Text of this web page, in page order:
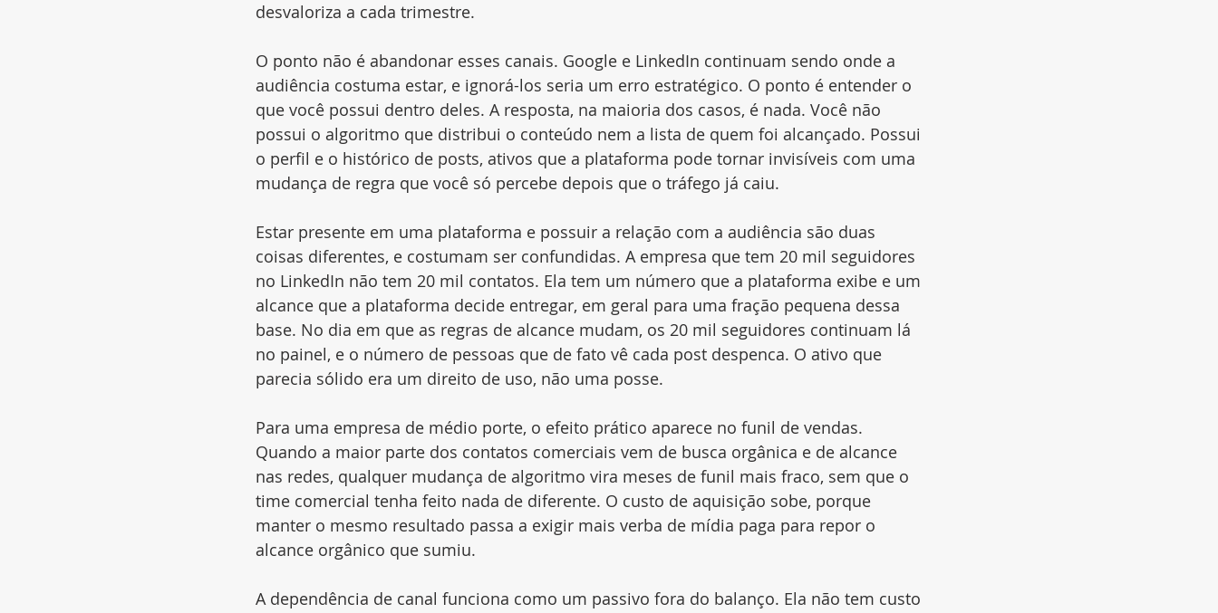
desvaloriza a cada trimestre.
O ponto não é abandonar esses canais. Google e LinkedIn continuam sendo onde a
audiência costuma estar, e ignorá-los seria um erro estratégico. O ponto é entender o
que você possui dentro deles. A resposta, na maioria dos casos, é nada. Você não
possui o algoritmo que distribui o conteúdo nem a lista de quem foi alcançado. Possui
o perfil e o histórico de posts, ativos que a plataforma pode tornar invisíveis com uma
mudança de regra que você só percebe depois que o tráfego já caiu.
Estar presente em uma plataforma e possuir a relação com a audiência são duas
coisas diferentes, e costumam ser confundidas. A empresa que tem 20 mil seguidores
no LinkedIn não tem 20 mil contatos. Ela tem um número que a plataforma exibe e um
alcance que a plataforma decide entregar, em geral para uma fração pequena dessa
base. No dia em que as regras de alcance mudam, os 20 mil seguidores continuam lá
no painel, e o número de pessoas que de fato vê cada post despenca. O ativo que
parecia sólido era um direito de uso, não uma posse.
Para uma empresa de médio porte, o efeito prático aparece no funil de vendas.
Quando a maior parte dos contatos comerciais vem de busca orgânica e de alcance
nas redes, qualquer mudança de algoritmo vira meses de funil mais fraco, sem que o
time comercial tenha feito nada de diferente. O custo de aquisição sobe, porque
manter o mesmo resultado passa a exigir mais verba de mídia paga para repor o
alcance orgânico que sumiu.
A dependência de canal funciona como um passivo fora do balanço. Ela não tem custo